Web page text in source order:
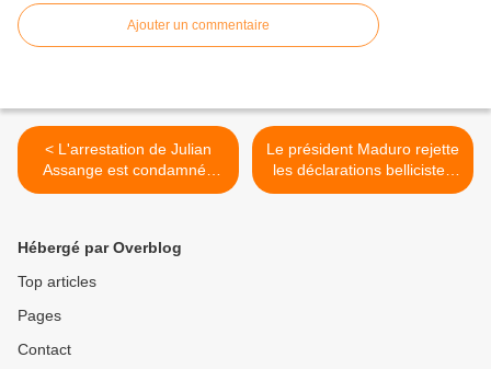
Ajouter un commentaire
< L'arrestation de Julian
Assange est condamnée
dans le monde
Le président Maduro rejette
les déclarations bellicistes
du président brésilien
Hébergé par Overblog
Top articles
Pages
Contact